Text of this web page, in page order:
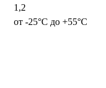
1,2
от -25°С до +55°С